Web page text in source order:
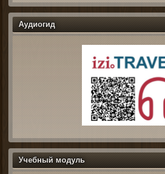
Аудиогид
Учебный модуль